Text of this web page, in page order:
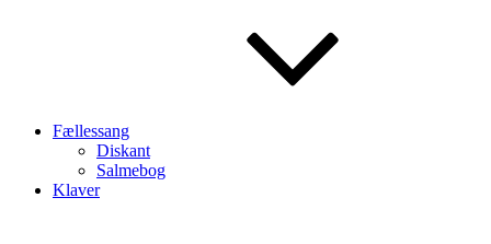
Fællessang
Diskant
Salmebog
Klaver